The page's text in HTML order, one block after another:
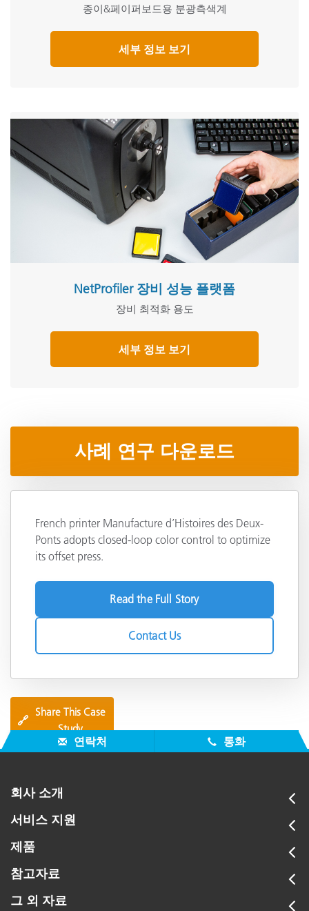
종이&페이퍼보드용 분광측색계
세부 정보 보기
NetProfiler 장비 성능 플랫폼
장비 최적화 용도
세부 정보 보기
사례 연구 다운로드
French printer Manufacture d’Histoires des Deux-
Ponts adopts closed-loop color control to optimize
its offset press.
Read the Full Story
Contact Us
🔗
Share This Case
Study
연락처 통화
회사 소개
서비스 지원
제품
참고자료
그 외 자료